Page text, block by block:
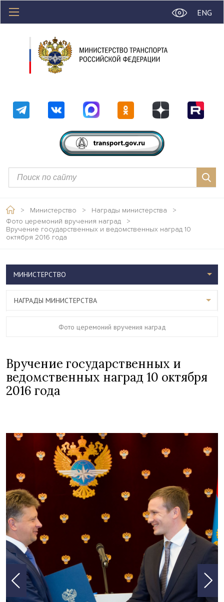
ENG
> Министерство > Награды министерства
>
Фото церемоний вручения наград
>
Вручение государственных и ведомственных наград 10
октября 2016 года
Вручение государственных и
ведомственных наград 10 октября
2016 года
МИНИСТЕРСТВО
НАГРАДЫ МИНИСТЕРСТВА
Фото церемоний вручения наград